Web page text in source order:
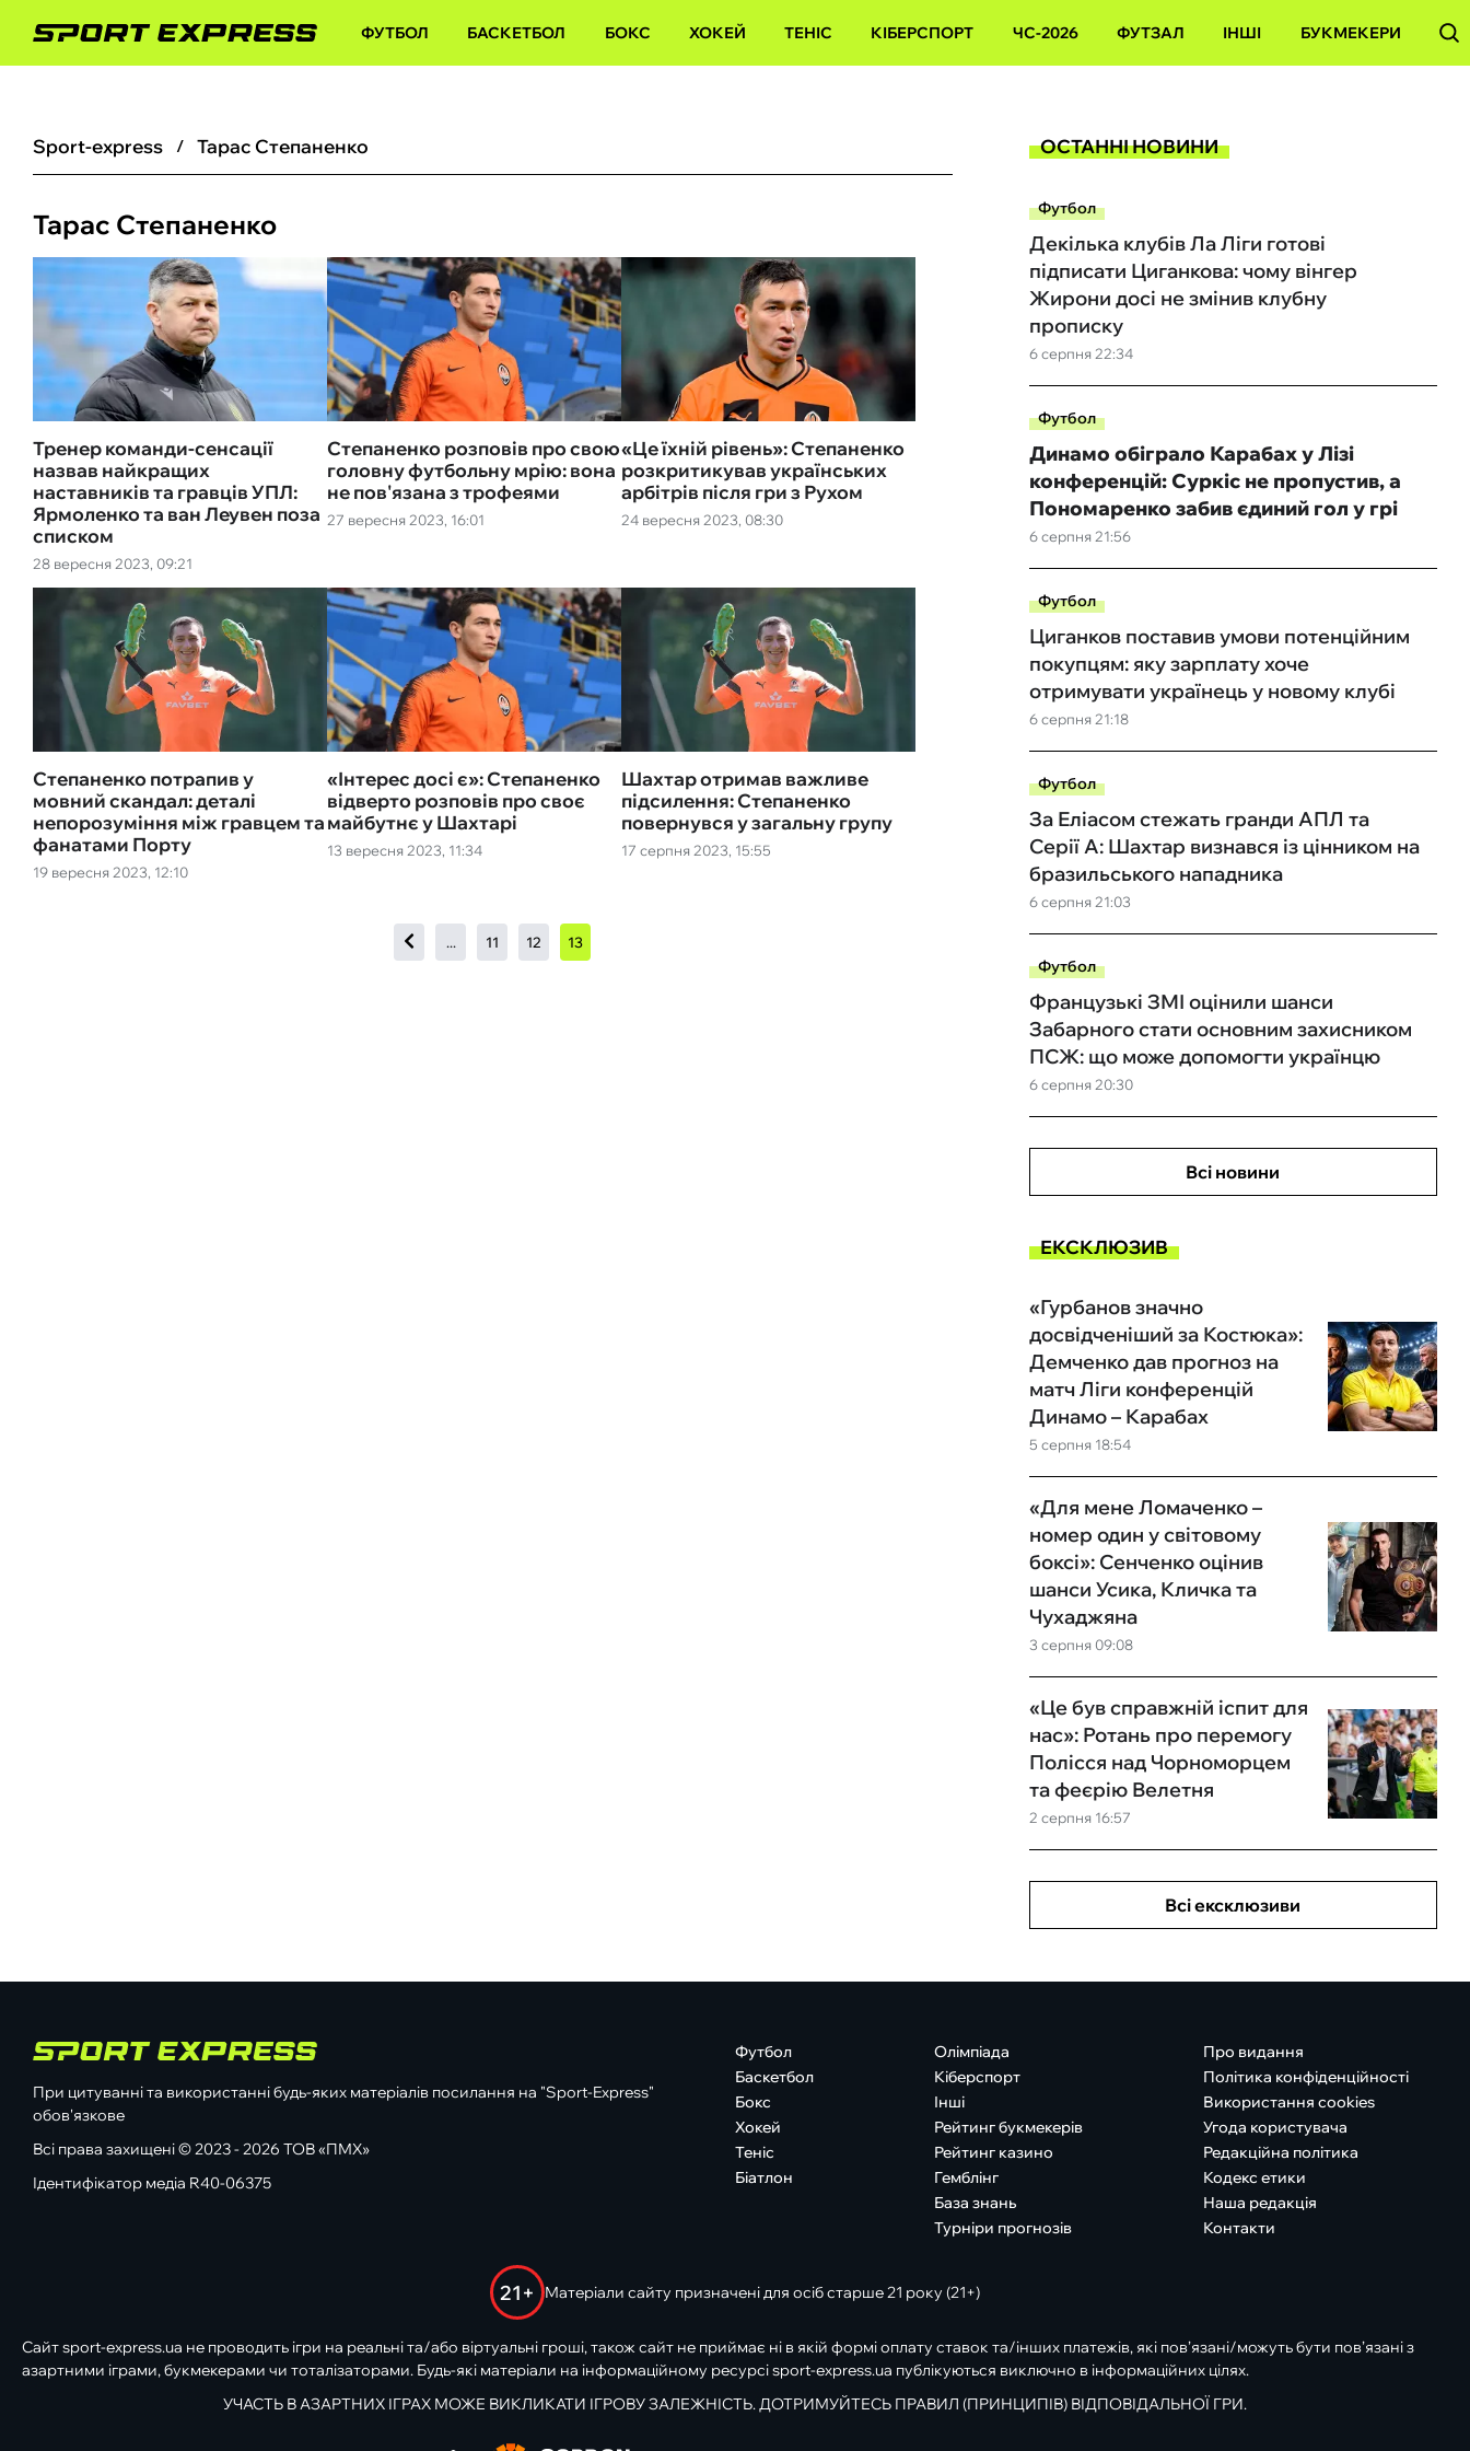
ФУТБОЛ БАСКЕТБОЛ БОКС ХОКЕЙ ТЕНІС КІБЕРСПОРТ ЧС-2026 ФУТЗАЛ ІНШІ БУКМЕКЕРИ
sport-express Тарас Степаненко
Тарас Степаненко
28 вересня 2023, 09:21
Тренер команди-сенсації
назвав найкращих
наставників та гравців УПЛ:
Ярмоленко та ван Леувен поза
списком
27 вересня 2023, 16:01
Степаненко розповів про свою
головну футбольну мрію: вона
не пов'язана з трофеями
24 вересня 2023, 08:30
«Це їхній рівень»: Степаненко
розкритикував українських
арбітрів після гри з Рухом
19 вересня 2023, 12:10
Степаненко потрапив у
мовний скандал: деталі
непорозуміння між гравцем та
фанатами Порту
13 вересня 2023, 11:34
«Інтерес досі є»: Степаненко
відверто розповів про своє
майбутнє у Шахтарі
17 серпня 2023, 15:55
Шахтар отримав важливе
підсилення: Степаненко
повернувся у загальну групу
... 11 12 13
ОСТАННІ НОВИНИ
Футбол
6 серпня 22:34
Декілька клубів Ла Ліги готові
підписати Циганкова: чому вінгер
Жирони досі не змінив клубну
прописку
Футбол
6 серпня 21:56
Динамо обіграло Карабах у Лізі
конференцій: Суркіс не пропустив, а
Пономаренко забив єдиний гол у грі
Футбол
6 серпня 21:18
Циганков поставив умови потенційним
покупцям: яку зарплату хоче
отримувати українець у новому клубі
Футбол
6 серпня 21:03
За Еліасом стежать гранди АПЛ та
Серії А: Шахтар визнався із цінником на
бразильського нападника
Футбол
6 серпня 20:30
Французькі ЗМІ оцінили шанси
Забарного стати основним захисником
ПСЖ: що може допомогти українцю
Всі новини
ЕКСКЛЮЗИВ
5 серпня 18:54
«Гурбанов значно
досвідченіший за Костюка»:
Демченко дав прогноз на
матч Ліги конференцій
Динамо – Карабах
3 серпня 09:08
«Для мене Ломаченко –
номер один у світовому
боксі»: Сенченко оцінив
шанси Усика, Кличка та
Чухаджяна
2 серпня 16:57
«Це був справжній іспит для
нас»: Ротань про перемогу
Полісся над Чорноморцем
та феєрію Велетня
Всі ексклюзиви
При цитуванні та використанні будь-яких матеріалів посилання на "Sport-Express"
обов'язкове
Всі права захищені © 2023 - 2026 ТОВ «ПМХ»
Ідентифікатор медіа R40-06375
Футбол
Баскетбол
Бокс
Хокей
Теніс
Біатлон
Олімпіада
Кіберспорт
Інші
Рейтинг букмекерів
Рейтинг казино
Гемблінг
База знань
Турніри прогнозів
Про видання
Політика конфіденційності
Використання cookies
Угода користувача
Редакційна політика
Кодекс етики
Наша редакція
Контакти
21+ Матеріали сайту призначені для осіб старше 21 року (21+)
Сайт sport-express.ua не проводить ігри на реальні та/або віртуальні гроші, також сайт не приймає ні в якій формі оплату ставок та/інших платежів, які пов’язані/можуть бути пов’язані з
азартними іграми, букмекерами чи тоталізаторами. Будь-які матеріали на інформаційному ресурсі sport-express.ua публікуються виключно в інформаційних цілях.
УЧАСТЬ В АЗАРТНИХ ІГРАХ МОЖЕ ВИКЛИКАТИ ІГРОВУ ЗАЛЕЖНІСТЬ. ДОТРИМУЙТЕСЬ ПРАВИЛ (ПРИНЦИПІВ) ВІДПОВІДАЛЬНОЇ ГРИ.